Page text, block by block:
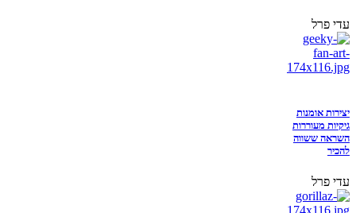
עדי פרל
יצירות אומנות
גיקיות מעוררות
השראה ששווה
להכיר
עדי פרל